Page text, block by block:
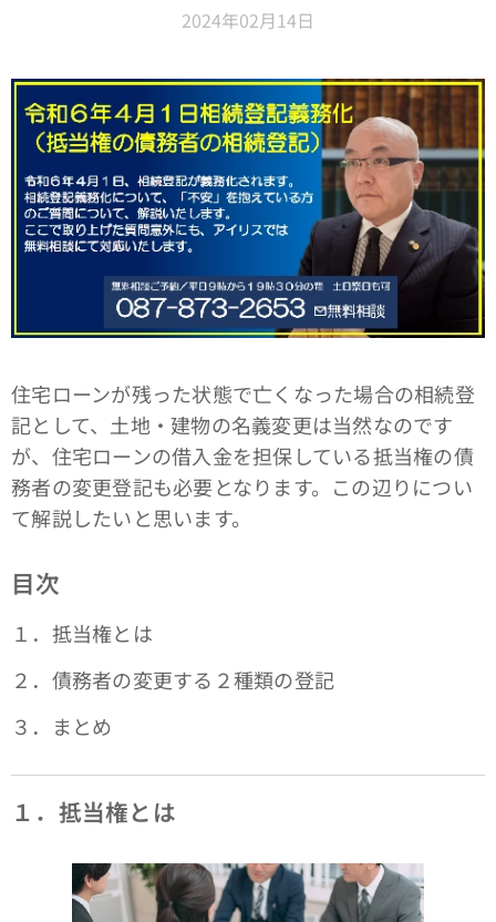
2024年02月14日
住宅ローンが残った状態で亡くなった場合の相続登
記として、土地・建物の名義変更は当然なのです
が、住宅ローンの借入金を担保している抵当権の債
務者の変更登記も必要となります。この辺りについ
て解説したいと思います。
目次
１．抵当権とは
２．債務者の変更する２種類の登記
３．まとめ
１．抵当権とは